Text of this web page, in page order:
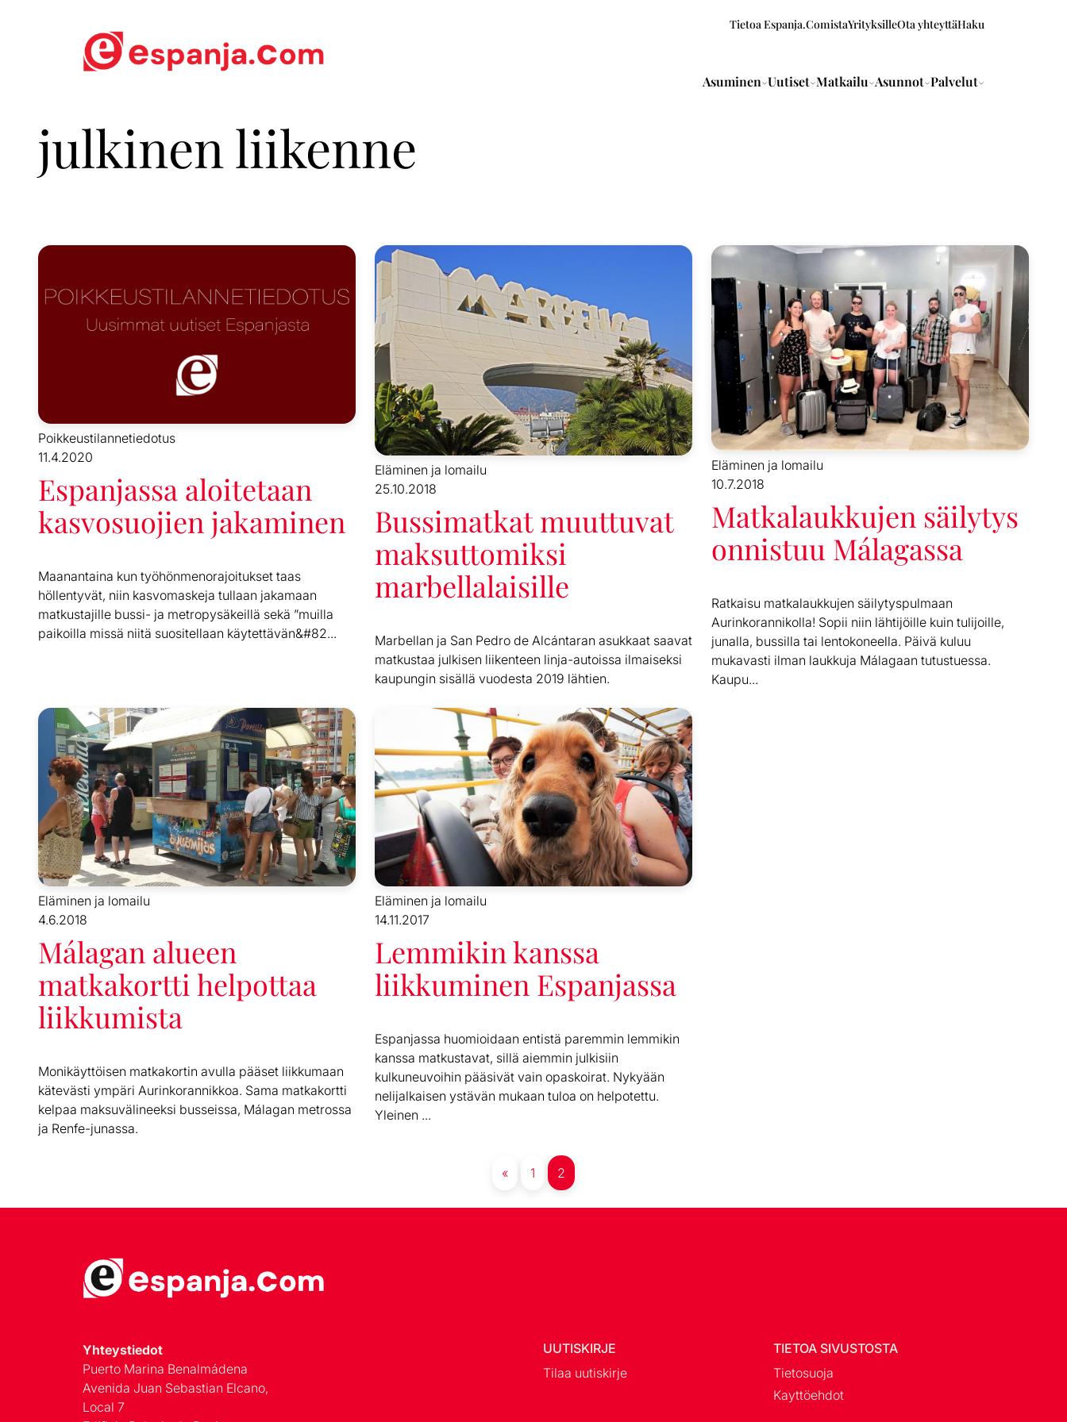
Tietoa Espanja.ComistaYrityksilleOta yhteyttäHaku
Asuminen Uutiset Matkailu Asunnot Palvelut
julkinen liikenne
Poikkeustilannetiedotus
11.4.2020
Espanjassa aloitetaan
kasvosuojien jakaminen
Maanantaina kun työhönmenorajoitukset taas
höllentyvät, niin kasvomaskeja tullaan jakamaan
matkustajille bussi- ja metropysäkeillä sekä ”muilla
paikoilla missä niitä suositellaan käytettävän&#82...
Eläminen ja lomailu
25.10.2018
Bussimatkat muuttuvat
maksuttomiksi
marbellalaisille
Marbellan ja San Pedro de Alcántaran asukkaat saavat
matkustaa julkisen liikenteen linja-autoissa ilmaiseksi
kaupungin sisällä vuodesta 2019 lähtien.
Eläminen ja lomailu
10.7.2018
Matkalaukkujen säilytys
onnistuu Málagassa
Ratkaisu matkalaukkujen säilytyspulmaan
Aurinkorannikolla! Sopii niin lähtijöille kuin tulijoille,
junalla, bussilla tai lentokoneella. Päivä kuluu
mukavasti ilman laukkuja Málagaan tutustuessa.
Kaupu...
Eläminen ja lomailu
4.6.2018
Málagan alueen
matkakortti helpottaa
liikkumista
Monikäyttöisen matkakortin avulla pääset liikkumaan
kätevästi ympäri Aurinkorannikkoa. Sama matkakortti
kelpaa maksuvälineeksi busseissa, Málagan metrossa
ja Renfe-junassa.
Eläminen ja lomailu
14.11.2017
Lemmikin kanssa
liikkuminen Espanjassa
Espanjassa huomioidaan entistä paremmin lemmikin
kanssa matkustavat, sillä aiemmin julkisiin
kulkuneuvoihin pääsivät vain opaskoirat. Nykyään
nelijalkaisen ystävän mukaan tuloa on helpotettu.
Yleinen ...
« 1 2
Yhteystiedot
Puerto Marina Benalmádena
Avenida Juan Sebastian Elcano,
Local 7
UUTISKIRJE
Tilaa uutiskirje
TIETOA SIVUSTOSTA
Tietosuoja
Kayttöehdot